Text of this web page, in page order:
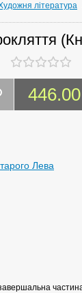
література
446.00
Лева
частина